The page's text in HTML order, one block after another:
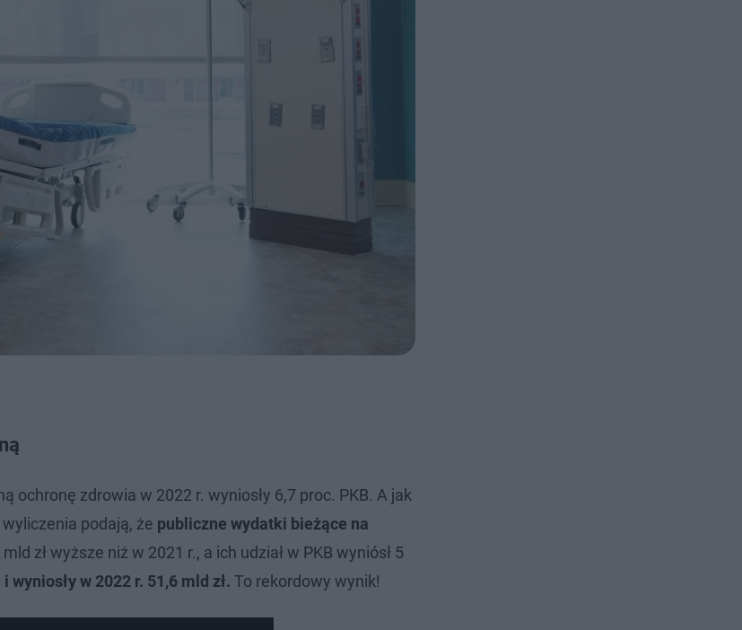
ochronę zdrowia w 2022 r. wyniosły 6,7 proc. PKB. A jak
podają, że publiczne wydatki bieżące na
mld zł wyższe niż w 2021 r., a ich udział w PKB wyniósł 5
w 2022 r. 51,6 mld zł. To rekordowy wynik!